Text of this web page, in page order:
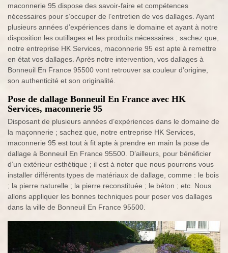
maconnerie 95 dispose des savoir-faire et compétences
nécessaires pour s’occuper de l’entretien de vos dallages. Ayant
plusieurs années d’expériences dans le domaine et ayant à notre
disposition les outillages et les produits nécessaires ; sachez que,
notre entreprise HK Services, maconnerie 95 est apte à remettre
en état vos dallages. Après notre intervention, vos dallages à
Bonneuil En France 95500 vont retrouver sa couleur d’origine,
son authenticité et son originalité.
Pose de dallage Bonneuil En France avec HK
Services, maconnerie 95
Disposant de plusieurs années d’expériences dans le domaine de
la maçonnerie ; sachez que, notre entreprise HK Services,
maconnerie 95 est tout à fit apte à prendre en main la pose de
dallage à Bonneuil En France 95500. D’ailleurs, pour bénéficier
d’un extérieur esthétique ; il est à noter que nous pourrons vous
installer différents types de matériaux de dallage, comme : le bois
; la pierre naturelle ; la pierre reconstituée ; le béton ; etc. Nous
allons appliquer les bonnes techniques pour poser vos dallages
dans la ville de Bonneuil En France 95500.